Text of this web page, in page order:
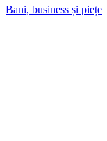
Bani, business și piețe